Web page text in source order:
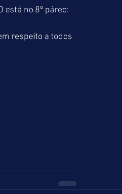
está no 8º páreo:
respeito a todos